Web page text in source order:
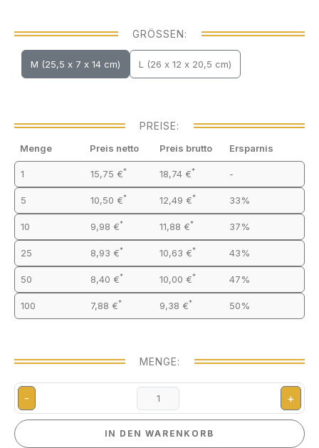
GRÖSSEN:
M (25,5 x 7 x 14 cm) L (26 x 12 x 20,5 cm)
PREISE:
Menge Preis netto Preis brutto Ersparnis
1 15,75 €* 18,74 €* -
5 10,50 €* 12,49 €* 33%
10 9,98 €* 11,88 €* 37%
25 8,93 €* 10,63 €* 43%
50 8,40 €* 10,00 €* 47%
100 7,88 €* 9,38 €* 50%
MENGE:
- +
IN DEN WARENKORB
IN DEN WARENKORB